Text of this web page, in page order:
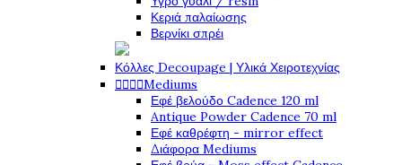
Κεριά παλαίωσης
Βερνίκι σπρέι
Κόλλες Decoupage | Υλικά Χειροτεχνίας
Mediums
Εφέ βελούδο Cadence 120 ml
Antique Powder Cadence 70 ml
Εφέ καθρέφτη - mirror effect
Διάφορα Mediums